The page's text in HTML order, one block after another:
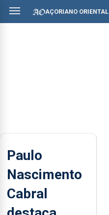
AÇORIANO ORIENTAL
Paulo
Nascimento
Cabral